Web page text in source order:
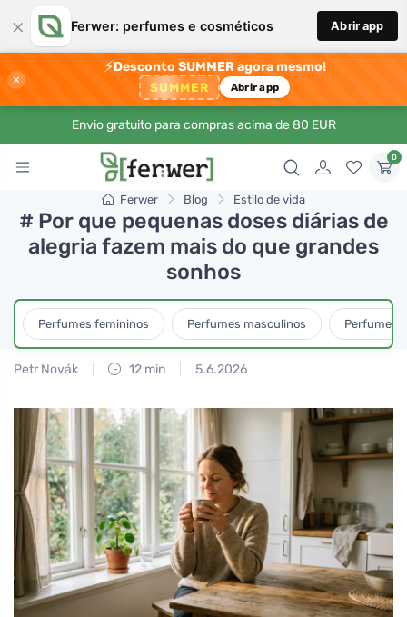
× Ferwer: perfumes e cosméticos Abrir app
×
⚡Desconto SUMMER agora mesmo!
SUMMER Abrir app
Envio gratuito para compras acima de 80 EUR
0
Ferwer Blog Estilo de vida
# Por que pequenas doses diárias de
alegria fazem mais do que grandes
sonhos
Perfumes femininos Perfumes masculinos Perfumes
Petr Novák 12 min 5.6.2026